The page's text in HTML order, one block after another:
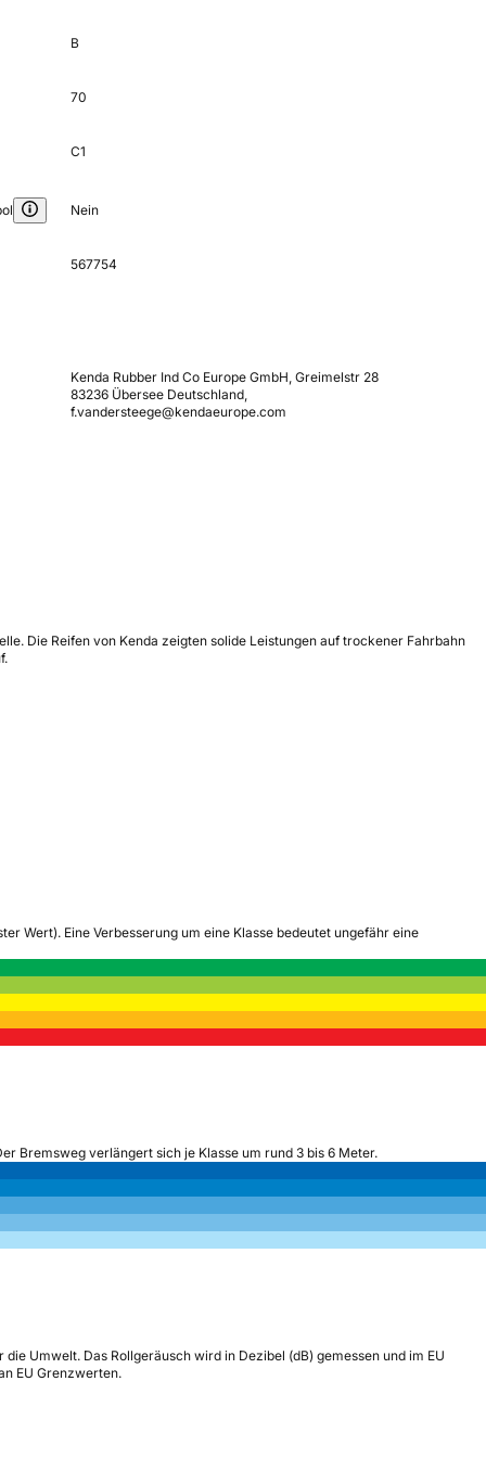
B
70
C1
Nein
567754
Kenda Rubber Ind Co Europe GmbH, Greimelstr 28
83236 Übersee Deutschland,
f.vandersteege@kendaeurope.com
Die Reifen von Kenda zeigten solide Leistungen auf trockener Fahrbahn
Wert). Eine Verbesserung um eine Klasse bedeutet ungefähr eine
Bremsweg verlängert sich je Klasse um rund 3 bis 6 Meter.
Umwelt. Das Rollgeräusch wird in Dezibel (dB) gemessen und im EU
EU Grenzwerten.